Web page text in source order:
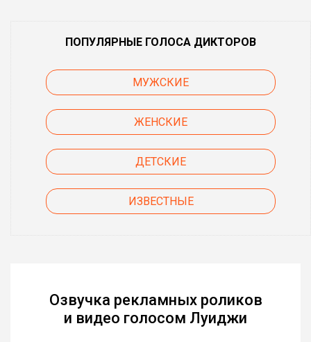
ПОПУЛЯРНЫЕ ГОЛОСА ДИКТОРОВ
МУЖСКИЕ
ЖЕНСКИЕ
ДЕТСКИЕ
ИЗВЕСТНЫЕ
Озвучка рекламных роликов
и видео голосом Луиджи